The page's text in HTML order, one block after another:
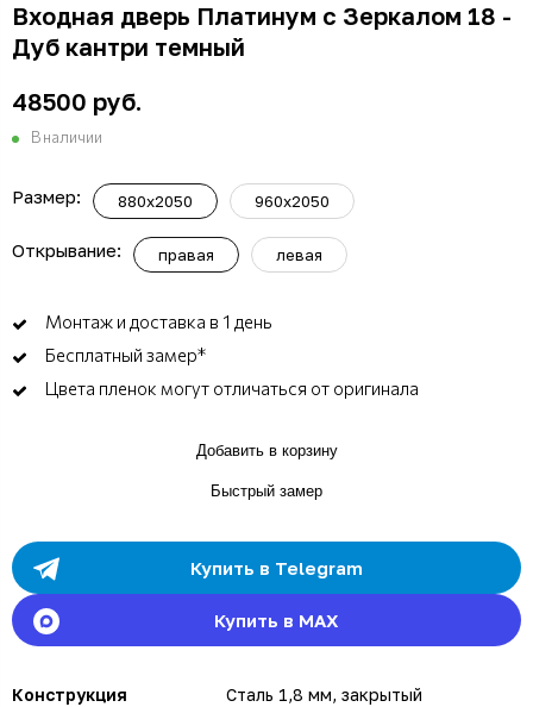
Входная дверь Платинум с Зеркалом 18 -
Дуб кантри темный
48500 руб.
В наличии
Размер: 880x2050 960x2050
Открывание: правая левая
Монтаж и доставка в 1 день
Бесплатный замер*
Цвета пленок могут отличаться от оригинала
Добавить в корзину
Быстрый замер
Купить в Telegram
Купить в MAX
Конструкция
Сталь 1,8 мм, закрытый